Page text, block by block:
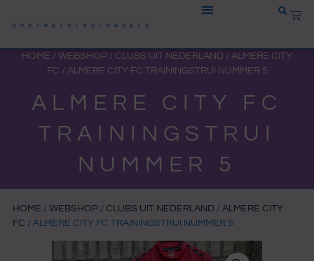
naar
de
VOETBALKLEDINGSALE
HOME / WEBSHOP / CLUBS UIT NEDERLAND / ALMERE CITY
FC / ALMERE CITY FC TRAININGSTRUI NUMMER 5
ALMERE CITY FC
TRAININGSTRUI
NUMMER 5
HOME / WEBSHOP/ CLUBS UIT NEDERLAND / ALMERE CITY
FC / ALMERE CITY FC TRAININGSTRUI NUMMER 5